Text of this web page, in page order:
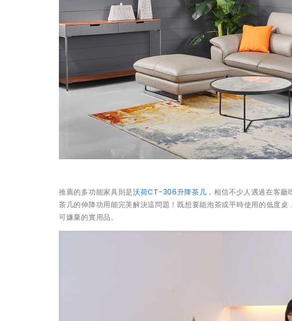
推薦的多功能家具則是沃荷CT-306升降茶几 ，相信不少人遇過在客廳
茶几的伸降功用能完美解決這問題！既想要能泡茶或平時使用的低度
可嫌棄的實用品。